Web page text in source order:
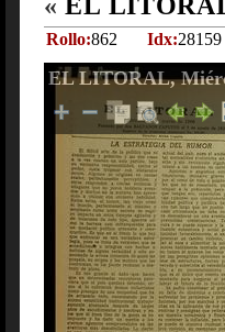
Rollo:862 Idx:28159
EL LITORAL,